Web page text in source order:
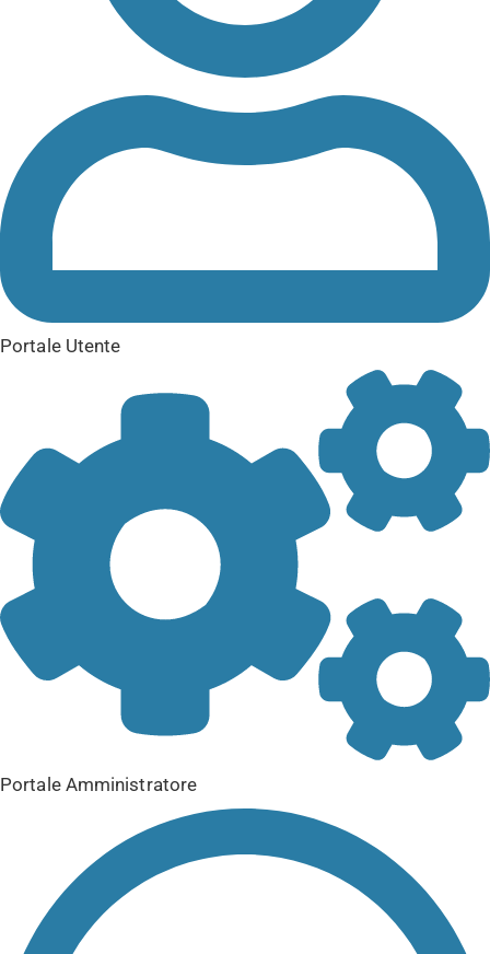
Portale Utente
Portale Amministratore